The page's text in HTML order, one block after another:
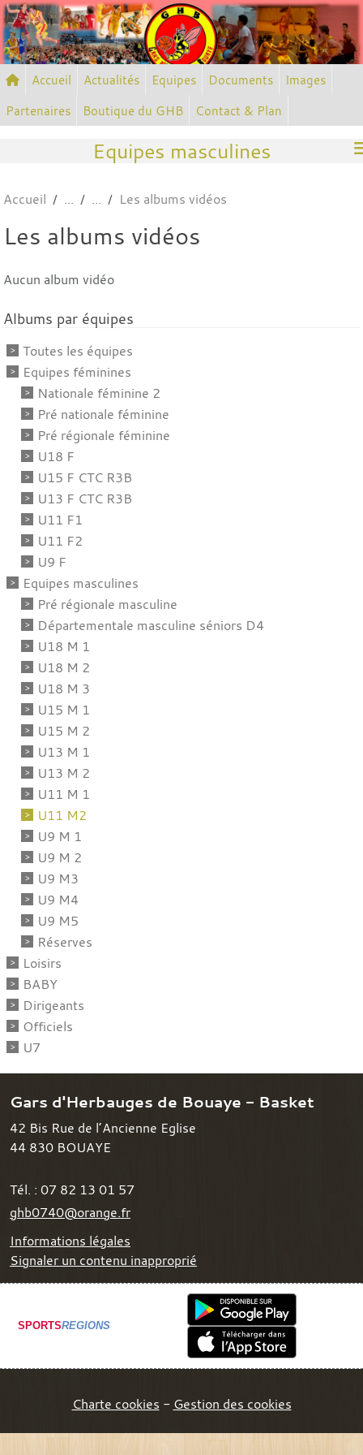
Accueil Actualités Equipes Documents
Images
Partenaires
Boutique du GHB Contact & Plan
Equipes masculines
Accueil Les albums vidéos
Les albums vidéos
Aucun album vidéo
Albums par équipes
Toutes les équipes
Equipes féminines
Nationale féminine 2
Pré nationale féminine
Pré régionale féminine
U18 F
U15 F CTC R3B
U13 F CTC R3B
U11 F1
U11 F2
U9 F
Equipes masculines
Pré régionale masculine
Départementale masculine séniors D4
U18 M 1
U18 M 2
U18 M 3
U15 M 1
U15 M 2
U13 M 1
U13 M 2
U11 M 1
U11 M2
U9 M 1
U9 M 2
U9 M3
U9 M4
U9 M5
Réserves
Loisirs
BABY
Dirigeants
Officiels
U7
Gars d'Herbauges de Bouaye - Basket
42 Bis Rue de l’Ancienne Eglise
44 830 BOUAYE
Tél. : 07 82 13 01 57
ghb0740@orange.fr
Informations légales
Signaler un contenu inapproprié
SPORTSREGIONS
Charte cookies Gestion des cookies
Panneau de gestion des cookies